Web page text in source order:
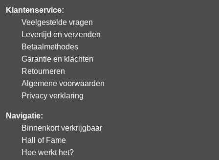
Klantenservice:
Veelgestelde vragen
Levertijd en verzenden
Betaalmethodes
Garantie en klachten
Retourneren
Algemene voorwaarden
Privacy verklaring
Navigatie:
Binnenkort verkrijgbaar
Hall of Fame
Hoe werkt het?